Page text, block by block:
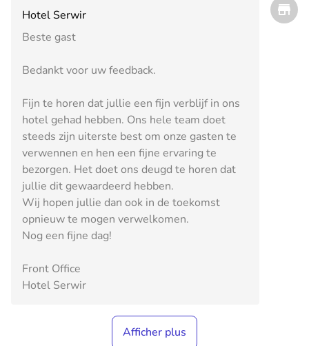
Hotel Serwir
Beste gast
Bedankt voor uw feedback.
Fijn te horen dat jullie een fijn verblijf in ons
hotel gehad hebben. Ons hele team doet
steeds zijn uiterste best om onze gasten te
verwennen en hen een fijne ervaring te
bezorgen. Het doet ons deugd te horen dat
jullie dit gewaardeerd hebben.
Wij hopen jullie dan ook in de toekomst
opnieuw te mogen verwelkomen.
Nog een fijne dag!
Front Office
Hotel Serwir
Afficher plus